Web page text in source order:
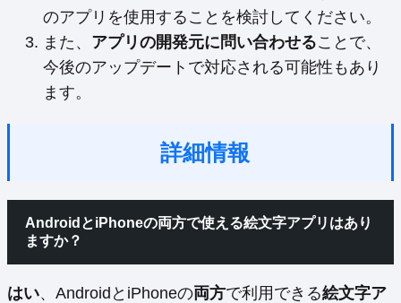
のアプリを使用することを検討してください。
また、 アプリの開発元に問い合わせることで、
今後のアップデートで対応される可能性もあり
ます。
詳細情報
AndroidとiPhoneの両方で使える絵文字アプリはあり
ますか？
はい、AndroidとiPhoneの両方で利用できる絵文字ア